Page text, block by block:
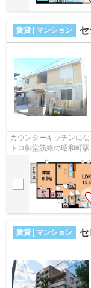
賃貸 | マンション
カウンターキッチンにな
トロ御堂筋線の昭和町
賃貸 | マンション